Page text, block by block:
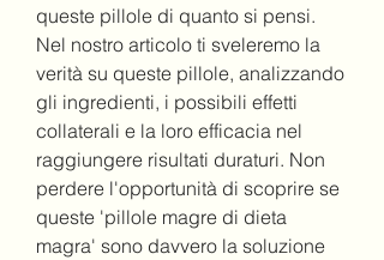
queste pillole di quanto si pensi.
Nel nostro articolo ti sveleremo la
verità su queste pillole, analizzando
gli ingredienti, i possibili effetti
collaterali e la loro efficacia nel
raggiungere risultati duraturi. Non
perdere l'opportunità di scoprire se
queste 'pillole magre di dieta
magra' sono davvero la soluzione